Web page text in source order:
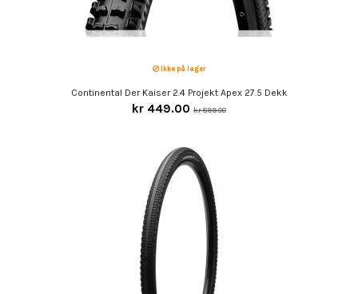
Ikke på lager
Continental Der Kaiser 2.4 Projekt Apex 27.5 Dekk
kr 449.00 kr 899.00